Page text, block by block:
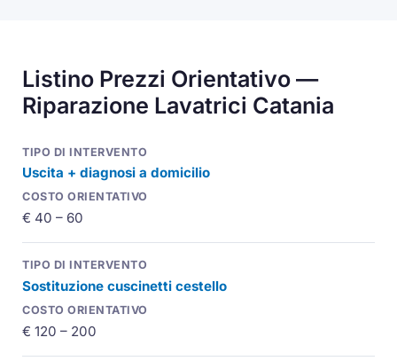
Listino Prezzi Orientativo —
Riparazione Lavatrici Catania
Uscita + diagnosi a domicilio
€ 40 – 60
Sostituzione cuscinetti cestello
€ 120 – 200